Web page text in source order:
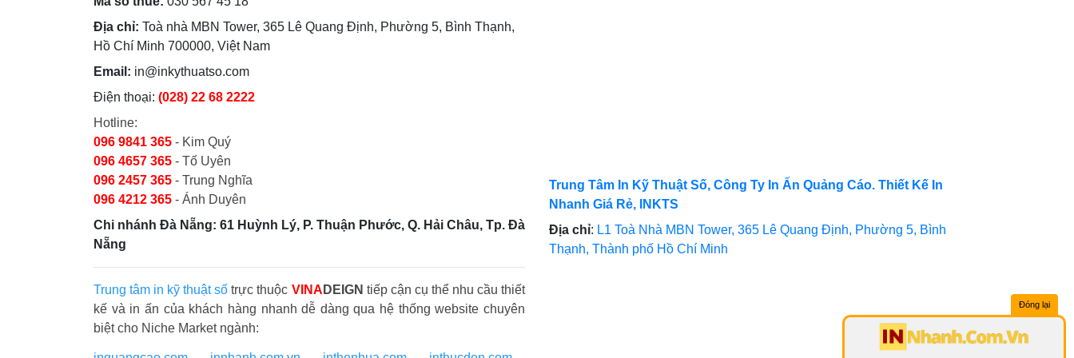
Địa chỉ: Toà nhà MBN Tower, 365 Lê Quang Định, Phường 5, Bình Thạnh,
Hồ Chí Minh 700000, Việt Nam
Email: in@inkythuatso.com
Điện thoại: (028) 22 68 2222
Hotline:
096 9841 365 - Kim Quý
096 4657 365 - Tố Uyên
096 2457 365 - Trung Nghĩa
096 4212 365 - Ánh Duyên
Chi nhánh Đà Nẵng: 61 Huỳnh Lý, P. Thuận Phước, Q. Hải Châu, Tp. Đà
Nẵng
Trung tâm in kỹ thuật số trực thuộc VINA DEIGN tiếp cận cụ thể nhu cầu thiết
kế và in ấn của khách hàng nhanh dễ dàng qua hệ thống website chuyên
biệt cho Niche Market ngành:
Trung Tâm In Kỹ Thuật Số, Công Ty In Ấn Quảng Cáo. Thiết Kế In
Nhanh Giá Rẻ, INKTS
Địa chỉ: L1 Toà Nhà MBN Tower, 365 Lê Quang Định, Phường 5, Bình
Thạnh, Thành phố Hồ Chí Minh
Đóng lại